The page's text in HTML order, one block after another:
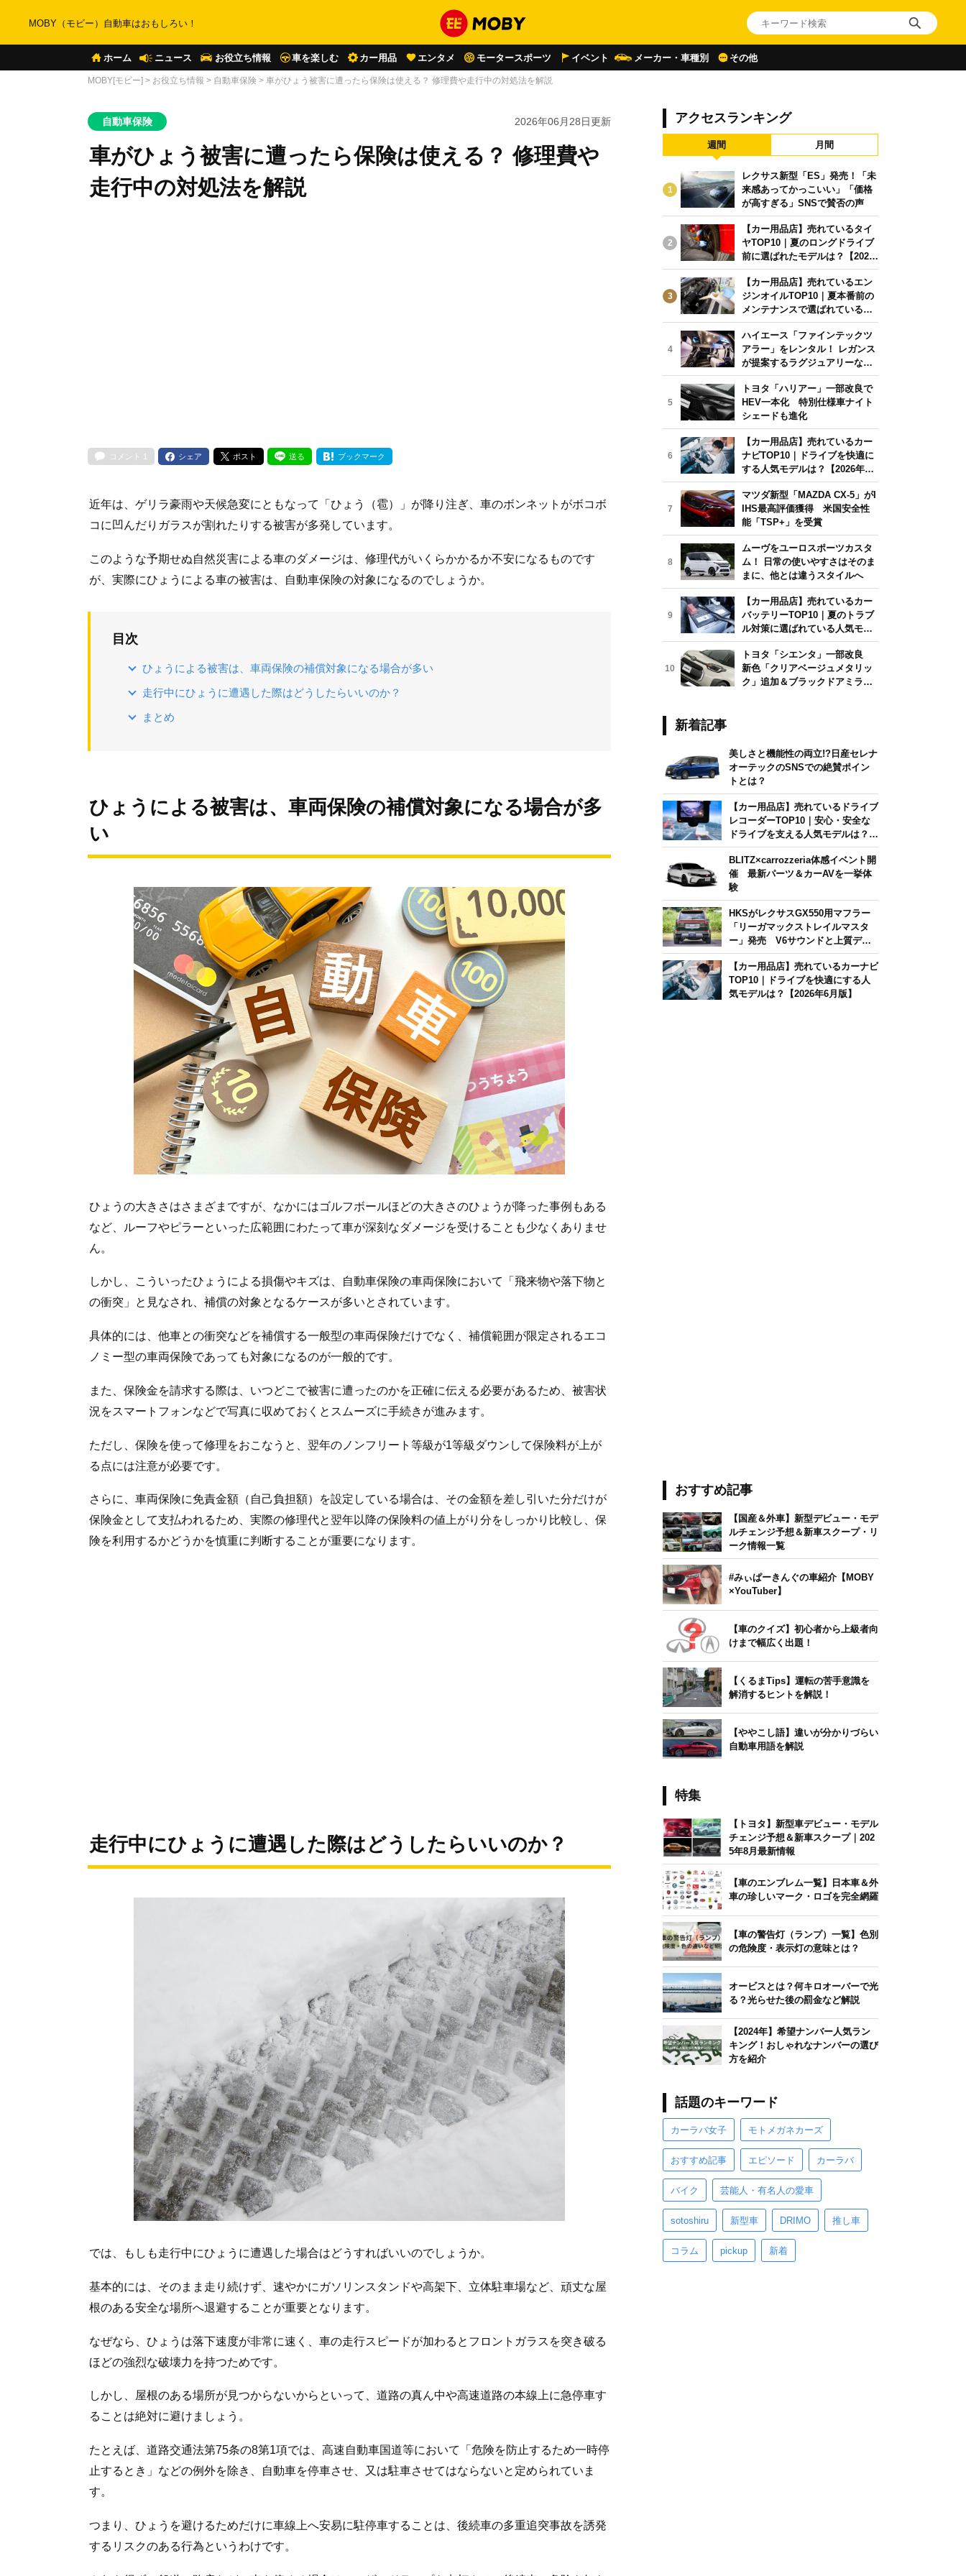
MOBY（モビー）自動車はおもしろい！
ホーム ニュース お役立ち情報 車を楽しむ カー用品 エンタメ モータースポーツ イベント メーカー・車種別 その他
MOBY[モビー] > お役立ち情報 > 自動車保険 > 車がひょう被害に遭ったら保険は使える？ 修理費や走行中の対処法を解説
自動車保険 2026年06月28日更新
車がひょう被害に遭ったら保険は使える？ 修理費や
走行中の対処法を解説
コメント 1 シェア ポスト 送る ブックマーク
近年は、ゲリラ豪雨や天候急変にともなって「ひょう（雹）」が降り注ぎ、車のボンネットがボコボ
コに凹んだりガラスが割れたりする被害が多発しています。
このような予期せぬ自然災害による車のダメージは、修理代がいくらかかるか不安になるものです
が、実際にひょうによる車の被害は、自動車保険の対象になるのでしょうか。
目次
ひょうによる被害は、車両保険の補償対象になる場合が多い
走行中にひょうに遭遇した際はどうしたらいいのか？
まとめ
ひょうによる被害は、車両保険の補償対象になる場合が多
い
ひょうの大きさはさまざまですが、なかにはゴルフボールほどの大きさのひょうが降った事例もある
など、ルーフやピラーといった広範囲にわたって車が深刻なダメージを受けることも少なくありませ
ん。
しかし、こういったひょうによる損傷やキズは、自動車保険の車両保険において「飛来物や落下物と
の衝突」と見なされ、補償の対象となるケースが多いとされています。
具体的には、他車との衝突などを補償する一般型の車両保険だけでなく、補償範囲が限定されるエコ
ノミー型の車両保険であっても対象になるのが一般的です。
また、保険金を請求する際は、いつどこで被害に遭ったのかを正確に伝える必要があるため、被害状
況をスマートフォンなどで写真に収めておくとスムーズに手続きが進みます。
ただし、保険を使って修理をおこなうと、翌年のノンフリート等級が1等級ダウンして保険料が上が
る点には注意が必要です。
さらに、車両保険に免責金額（自己負担額）を設定している場合は、その金額を差し引いた分だけが
保険金として支払われるため、実際の修理代と翌年以降の保険料の値上がり分をしっかり比較し、保
険を利用するかどうかを慎重に判断することが重要になります。
走行中にひょうに遭遇した際はどうしたらいいのか？
では、もしも走行中にひょうに遭遇した場合はどうすればいいのでしょうか。
基本的には、そのまま走り続けず、速やかにガソリンスタンドや高架下、立体駐車場など、頑丈な屋
根のある安全な場所へ退避することが重要となります。
なぜなら、ひょうは落下速度が非常に速く、車の走行スピードが加わるとフロントガラスを突き破る
ほどの強烈な破壊力を持つためです。
しかし、屋根のある場所が見つからないからといって、道路の真ん中や高速道路の本線上に急停車す
ることは絶対に避けましょう。
たとえば、道路交通法第75条の8第1項では、高速自動車国道等において「危険を防止するため一時停
止するとき」などの例外を除き、自動車を停車させ、又は駐車させてはならないと定められていま
す。
つまり、ひょうを避けるためだけに車線上へ安易に駐停車することは、後続車の多重追突事故を誘発
するリスクのある行為というわけです。
アクセスランキング
週間 月間
1
レクサス新型「ES」発売！「未
来感あってかっこいい」「価格
が高すぎる」SNSで賛否の声
2
【カー用品店】売れているタイ
ヤTOP10｜夏のロングドライブ
前に選ばれたモデルは？【2026
年6月版】
3
【カー用品店】売れているエン
ジンオイルTOP10｜夏本番前の
メンテナンスで選ばれている人
気モデルは？【2026年6月版】
4
ハイエース「ファインテックツ
アラー」をレンタル！ レガンス
が提案するラグジュアリーな移
動体験
5
トヨタ「ハリアー」一部改良で
HEV一本化 特別仕様車ナイト
シェードも進化
6
【カー用品店】売れているカー
ナビTOP10｜ドライブを快適に
する人気モデルは？【2026年6
月版】
7
マツダ新型「MAZDA CX-5」がI
IHS最高評価獲得 米国安全性
能「TSP+」を受賞
8
ムーヴをユーロスポーツカスタ
ム！ 日常の使いやすさはそのま
まに、他とは違うスタイルへ
9
【カー用品店】売れているカー
バッテリーTOP10｜夏のトラブ
ル対策に選ばれている人気モデ
ルは？【2026年6月版】
10
トヨタ「シエンタ」一部改良
新色「クリアベージュメタリッ
ク」追加＆ブラックドアミラー
新着記事
美しさと機能性の両立!?日産セレナ
オーテックのSNSでの絶賛ポイン
トとは？
【カー用品店】売れているドライブ
レコーダーTOP10｜安心・安全な
ドライブを支える人気モデルは？
【2026年6月版】
BLITZ×carrozzeria体感イベント開
催 最新パーツ＆カーAVを一挙体
験
HKSがレクサスGX550用マフラー
「リーガマックストレイルマスタ
ー」発売 V6サウンドと上質デザ
インを両立
【カー用品店】売れているカーナビ
TOP10｜ドライブを快適にする人
気モデルは？【2026年6月版】
おすすめ記事
【国産＆外車】新型デビュー・モデ
ルチェンジ予想＆新車スクープ・リ
ーク情報一覧
#みぃぱーきんぐの車紹介【MOBY
×YouTuber】
【車のクイズ】初心者から上級者向
けまで幅広く出題！
【くるまTips】運転の苦手意識を
解消するヒントを解説！
【ややこし語】違いが分かりづらい
自動車用語を解説
特集
【トヨタ】新型車デビュー・モデル
チェンジ予想＆新車スクープ｜202
5年8月最新情報
【車のエンブレム一覧】日本車＆外
車の珍しいマーク・ロゴを完全網羅
【車の警告灯（ランプ）一覧】色別
の危険度・表示灯の意味とは？
オービスとは？何キロオーバーで光
る？光らせた後の罰金など解説
【2024年】希望ナンバー人気ラン
キング！おしゃれなナンバーの選び
方を紹介
話題のキーワード
カーラバ女子 モトメガネカーズ
おすすめ記事 エピソード カーラバ
バイク 芸能人・有名人の愛車
sotoshiru 新型車 DRIMO 推し車
コラム pickup 新着